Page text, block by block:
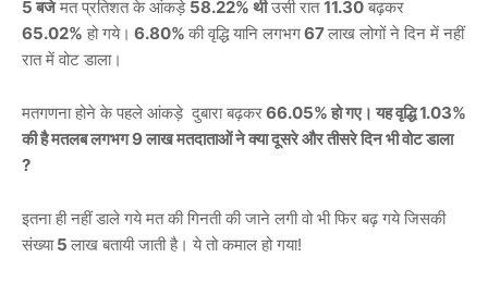
5 बजेमत प्रतिशत के आंकड़े 58.22% थीउसी रात11.30 बढ़कर
65.02% हो गये। 6.80% की वृद्धि यानि लगभग67लाख लोगों ने दिन में नहीं
रात में वोट डाला।
मतगणना होने के पहले आंकड़े दुबारा बढ़कर66.05% हो गए। यह वृद्धि 1.03%
की है मतलब लगभग 9 लाख मतदाताओं ने क्या दूसरे और तीसरे दिन भी वोट डाला
?
इतना ही नहीं डाले गये मत की गिनती की जाने लगी वो भी फिर बढ़ गये जिसकी
संख्या5 लाख बतायी जाती है। ये तो कमाल हो गया!